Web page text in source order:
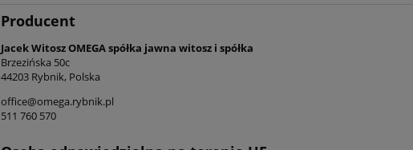
Ekskluzywny brązowo-złoty
dywan z wiskozy, Nouristan
Tabriz Casim 195x300cm
679,15 zł
Dywan tradycyjny do salonu
155x235cm,Villeroy&Boch
Producent
Jacek Witosz OMEGA spółka jawna witosz i spółka
Brzezińska 50c
44203 Rybnik, Polska
office@omega.rybnik.pl
511 760 570